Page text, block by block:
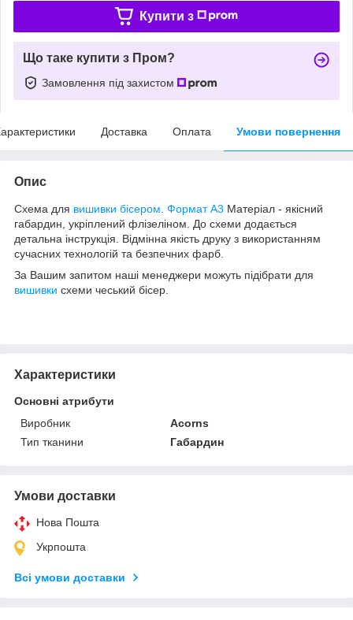
Купити з
Що таке купити з Пром?
Замовлення під захистом
Доставка Оплата Умови повернення
Опис
Схема для вишивки бісером Формат А3 Матеріал - якісний
габардин, укріплений флізеліном. До схеми додається
детальна інструкція. Відмінна якість друку з використанням
сучасних технологій та безпечних фарб.
За Вашим запитом наші менеджери можуть підібрати для
вишивки схеми чеський бісер.
Характеристики
Основні атрибути
Виробник
Acorns
Тип тканини
Габардин
Умови доставки
Нова Пошта
Укрпошта
Всі умови доставки